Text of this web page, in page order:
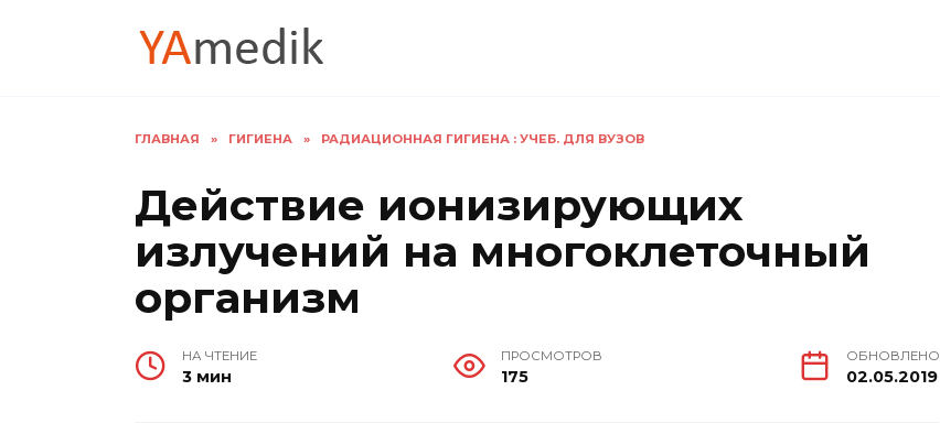
ГЛАВНАЯ » ГИГИЕНА » РАДИАЦИОННАЯ ГИГИЕНА : УЧЕБ. ДЛЯ ВУЗОВ
Действие ионизирующих
излучений на многоклеточный
организм
НА ЧТЕНИЕ
3 мин
ПРОСМОТРОВ
175
ОБНОВЛЕНО
02.05.2019